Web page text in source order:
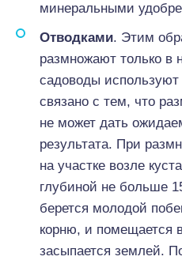
минеральными
Отводками. Этим
размножают только в
садоводы используют
связано с тем, что
не может дать
результата. При
на участке возле
глубиной не больше
берется молодой
корню, и помещается
засыпается землей.